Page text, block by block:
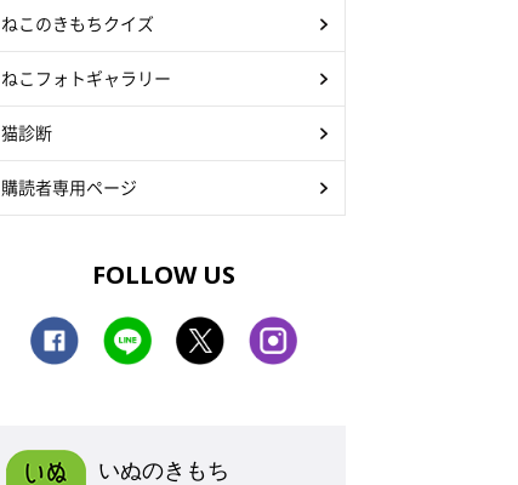
ねこのきもちクイズ
ねこフォトギャラリー
猫診断
購読者専用ページ
FOLLOW US
いぬのきもち